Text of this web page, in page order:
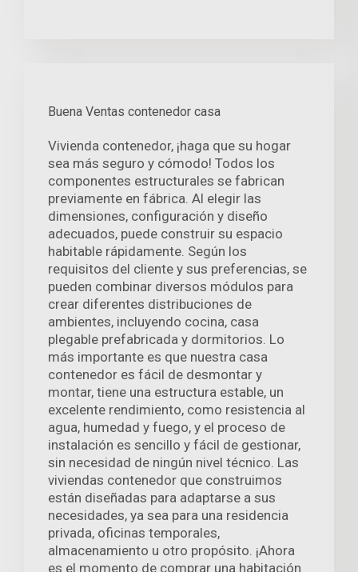
Buena Ventas contenedor casa
Vivienda contenedor, ¡haga que su hogar
sea más seguro y cómodo! Todos los
componentes estructurales se fabrican
previamente en fábrica. Al elegir las
dimensiones, configuración y diseño
adecuados, puede construir su espacio
habitable rápidamente. Según los
requisitos del cliente y sus preferencias, se
pueden combinar diversos módulos para
crear diferentes distribuciones de
ambientes, incluyendo cocina, casa
plegable prefabricada y dormitorios. Lo
más importante es que nuestra casa
contenedor es fácil de desmontar y
montar, tiene una estructura estable, un
excelente rendimiento, como resistencia al
agua, humedad y fuego, y el proceso de
instalación es sencillo y fácil de gestionar,
sin necesidad de ningún nivel técnico. Las
viviendas contenedor que construimos
están diseñadas para adaptarse a sus
necesidades, ya sea para una residencia
privada, oficinas temporales,
almacenamiento u otro propósito. ¡Ahora
es el momento de comprar una habitación